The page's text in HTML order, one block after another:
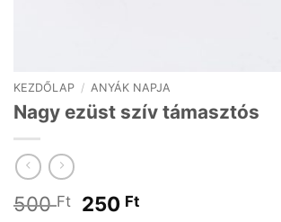
KEZDŐLAP / ANYÁK NAPJA
Nagy ezüst szív támasztós
500Ft
Original
250 FtCurrent